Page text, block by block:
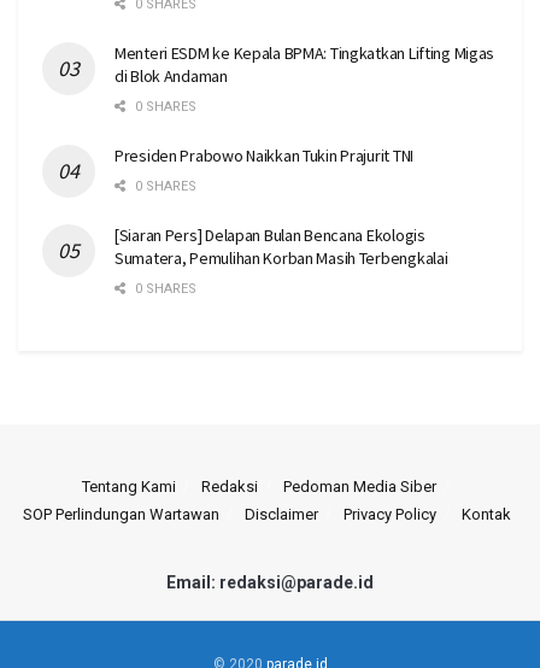
0 SHARES
Menteri ESDM ke Kepala BPMA: Tingkatkan Lifting Migas
di Blok Andaman
0 SHARES
Presiden Prabowo Naikkan Tukin Prajurit TNI
0 SHARES
[Siaran Pers] Delapan Bulan Bencana Ekologis
Sumatera, Pemulihan Korban Masih Terbengkalai
0 SHARES
Tentang Kami Redaksi
Pedoman Media Siber
SOP Perlindungan Wartawan
Disclaimer Privacy Policy Kontak
Email: redaksi@parade.id
© 2020 parade.id